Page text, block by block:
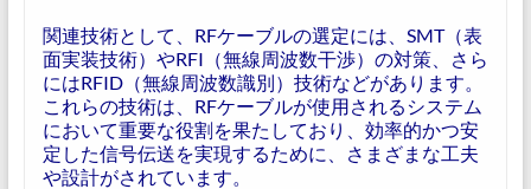
関連技術として、RFケーブルの選定には、SMT（表
面実装技術）やRFI（無線周波数干渉）の対策、さら
にはRFID（無線周波数識別）技術などがあります。
これらの技術は、RFケーブルが使用されるシステム
において重要な役割を果たしており、効率的かつ安
定した信号伝送を実現するために、さまざまな工夫
や設計がされています。